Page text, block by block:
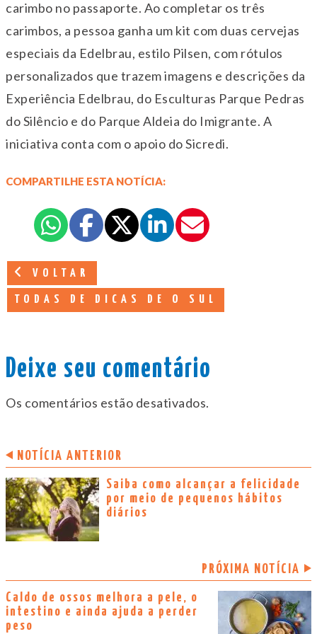
carimbo no passaporte. Ao completar os três
carimbos, a pessoa ganha um kit com duas cervejas
especiais da Edelbrau, estilo Pilsen, com rótulos
personalizados que trazem imagens e descrições da
Experiência Edelbrau, do Esculturas Parque Pedras
do Silêncio e do Parque Aldeia do Imigrante. A
iniciativa conta com o apoio do Sicredi.
COMPARTILHE ESTA NOTÍCIA:
VOLTAR
TODAS DE DICAS DE O SUL
Deixe seu comentário
Os comentários estão desativados.
NOTÍCIA ANTERIOR
Saiba como alcançar a felicidade
por meio de pequenos hábitos
diários
PRÓXIMA NOTÍCIA
Caldo de ossos melhora a pele, o
intestino e ainda ajuda a perder
peso